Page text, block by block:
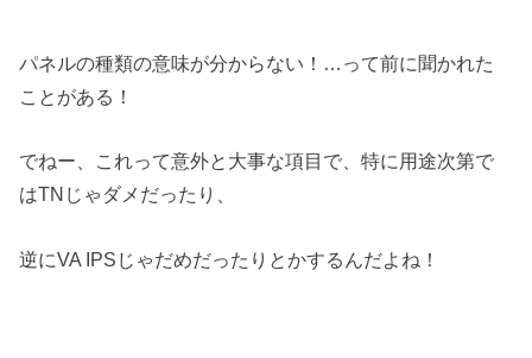
パネルの種類の意味が分からない！…って前に聞かれた
ことがある！
でねー、これって意外と大事な項目で、特に用途次第で
はTNじゃダメだったり、
逆にVA IPSじゃだめだったりとかするんだよね！